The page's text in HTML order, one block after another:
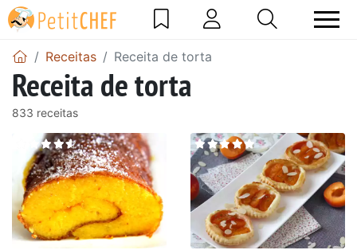
Receitas Receita de torta
Receita de torta
833 receitas